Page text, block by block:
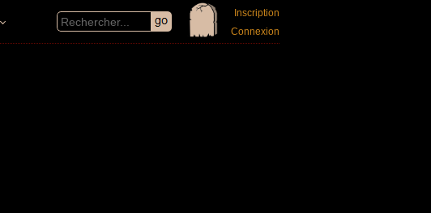
Inscription
Connexion